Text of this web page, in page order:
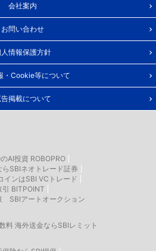
会社案内
お問い合わせ
情報保護方針
・Cookie等について
告掲載について
AI投資 ROBOPRO
SBIネオトレード証券
インはSBI VCトレード
BITPOINT
SBIアートオークション
料 海外送金ならSBIレミット